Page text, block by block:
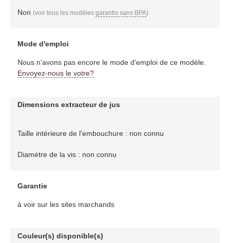
Non (voir tous les modèles garantis sans BPA)
Mode d'emploi
Nous n'avons pas encore le mode d'emploi de ce modèle.
Envoyez-nous le votre?
Dimensions extracteur de jus
Taille intérieure de l'embouchure : non connu
Diamètre de la vis : non connu
Garantie
à voir sur les sites marchands
Couleur(s) disponible(s)